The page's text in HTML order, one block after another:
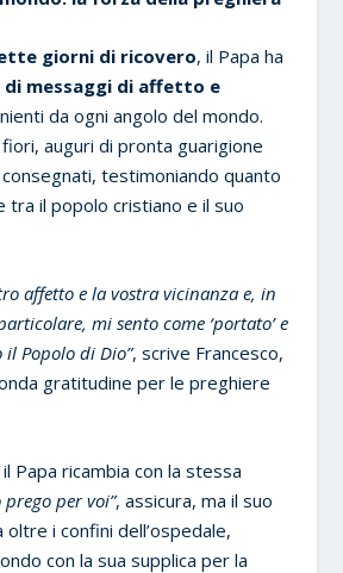
giorni di ricovero, il Papa ha
di messaggi di affetto e
da ogni angolo del mondo.
auguri di pronta guarigione
testimoniando quanto
tra il popolo cristiano e il suo
affetto e la vostra vicinanza e, in
mi sento come ‘portato’ e
Popolo di Dio”, scrive Francesco,
gratitudine per le preghiere
Papa ricambia con la stessa
prego per voi”, assicura, ma il suo
oltre i confini dell’ospedale,
con la sua supplica per la